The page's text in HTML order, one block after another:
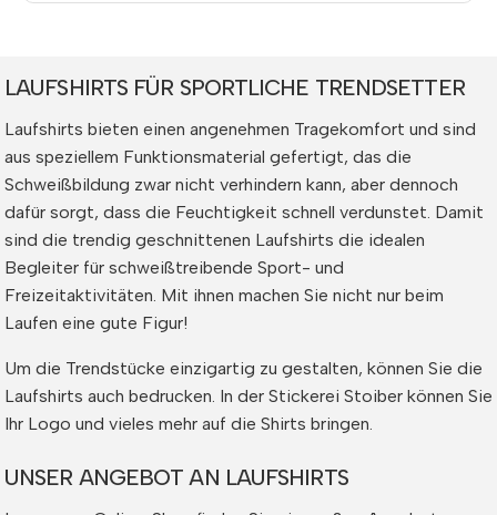
LAUFSHIRTS FÜR SPORTLICHE TRENDSETTER
Laufshirts bieten einen angenehmen Tragekomfort und sind
aus speziellem Funktionsmaterial gefertigt, das die
Schweißbildung zwar nicht verhindern kann, aber dennoch
dafür sorgt, dass die Feuchtigkeit schnell verdunstet. Damit
sind die trendig geschnittenen Laufshirts die idealen
Begleiter für schweißtreibende Sport- und
Freizeitaktivitäten. Mit ihnen machen Sie nicht nur beim
Laufen eine gute Figur!
Um die Trendstücke einzigartig zu gestalten, können Sie die
Laufshirts auch bedrucken. In der Stickerei Stoiber können Sie
Ihr Logo und vieles mehr auf die Shirts bringen.
UNSER ANGEBOT AN LAUFSHIRTS